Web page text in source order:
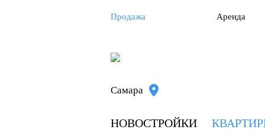
Продажа Аренда
Самара
НОВОСТРОЙКИ